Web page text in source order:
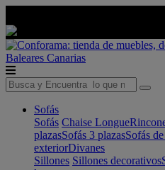
Baleares Canarias
Sofás
Sofás Chaise Longue
plazasSofás 3 plazasSofás
exteriorDivanes
Sillones Sillones decorativos